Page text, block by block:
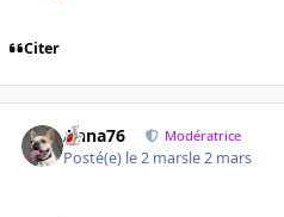
Citer
Anna76 Modératrice
Posté(e) le 2 marsle 2 mars